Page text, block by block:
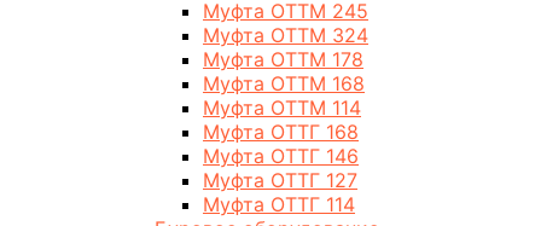
Муфта ОТТМ 245
Муфта ОТТМ 324
Муфта ОТТМ 178
Муфта ОТТМ 168
Муфта ОТТМ 114
Муфта ОТТГ 168
Муфта ОТТГ 146
Муфта ОТТГ 127
Муфта ОТТГ 114